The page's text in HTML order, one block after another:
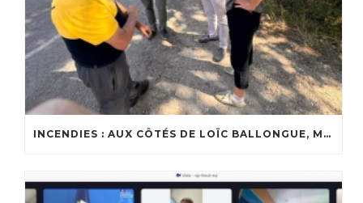
INCENDIES : AUX CÔTÉS DE LOÏC BALLONGUE, MAIRE DE LANTON